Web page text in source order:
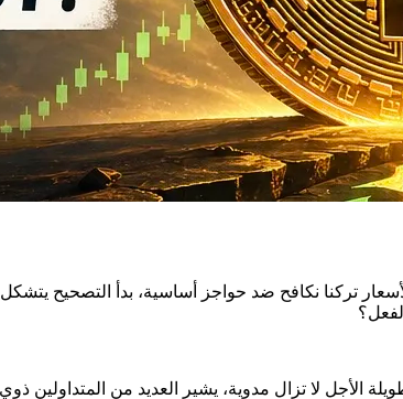
الأجل لا تزال مدوية، يشير العديد من المتداولين